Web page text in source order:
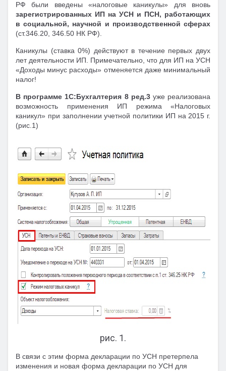
РФ были введены «налоговые каникулы» для вновь
зарегистрированных ИП на УСН и ПСН, работающих
в социальной, научной и производственной сферах
(ст.346.20, 346.50 НК РФ).
Каникулы (ставка 0%) действуют в течение первых двух
лет деятельности ИП. Примечательно, что для ИП на УСН
«Доходы минус расходы» отменяется даже минимальный
налог!
В программе 1С:Бухгалтерия 8 ред.3уже реализована
возможность применения ИП режима «Налоговых
каникул» при заполнении учетной политики ИП на 2015 г.
(рис.1)
рис. 1.
В связи с этим форма декларации по УСН претерпела
изменения и новая форма декларации по УСН для